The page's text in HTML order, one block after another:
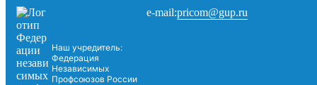
Наш учредитель:
Федерация
Независимых
Профсоюзов России
e-mail:pricom@gup.ru